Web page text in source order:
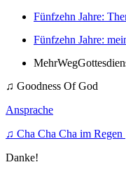
Fünfzehn Jahre:
Fünfzehn Jahre:
♫ Goodness Of God
Ansprache
♫ Cha Cha Cha im Regen
Danke!